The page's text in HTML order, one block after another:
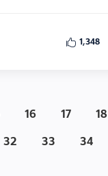
1,348
16 17
18
32 33
34